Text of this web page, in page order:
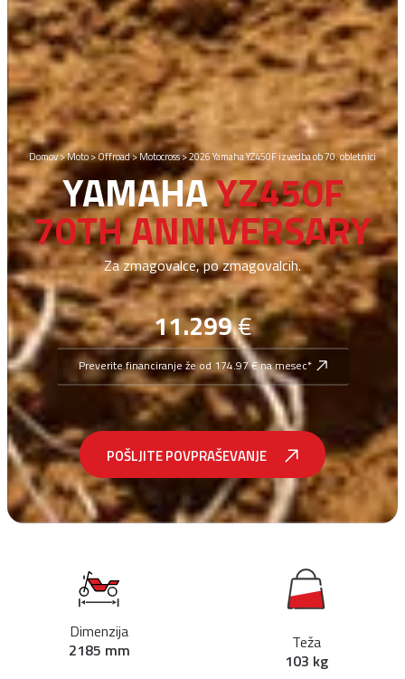
Domov>Moto>Offroad>Motocross>2026 Yamaha YZ450F izvedba ob 70. obletnici
YAMAHAYZ450F
70TH ANNIVERSARY
Za zmagovalce, po zmagovalcih.
11.299€
Preverite financiranje že od 174.97 € na mesec*
POŠLJITE POVPRAŠEVANJE
Dimenzija
2185 mm
Teža
103 kg